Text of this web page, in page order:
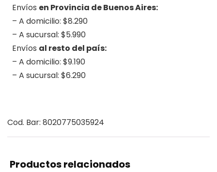
Envíos en Provincia de Buenos Aires:
– A domicilio: $8.290
– A sucursal: $5.990
Envíos al resto del país:
– A domicilio: $9.190
– A sucursal: $6.290
Cod. Bar: 8020775035924
Productos relacionados